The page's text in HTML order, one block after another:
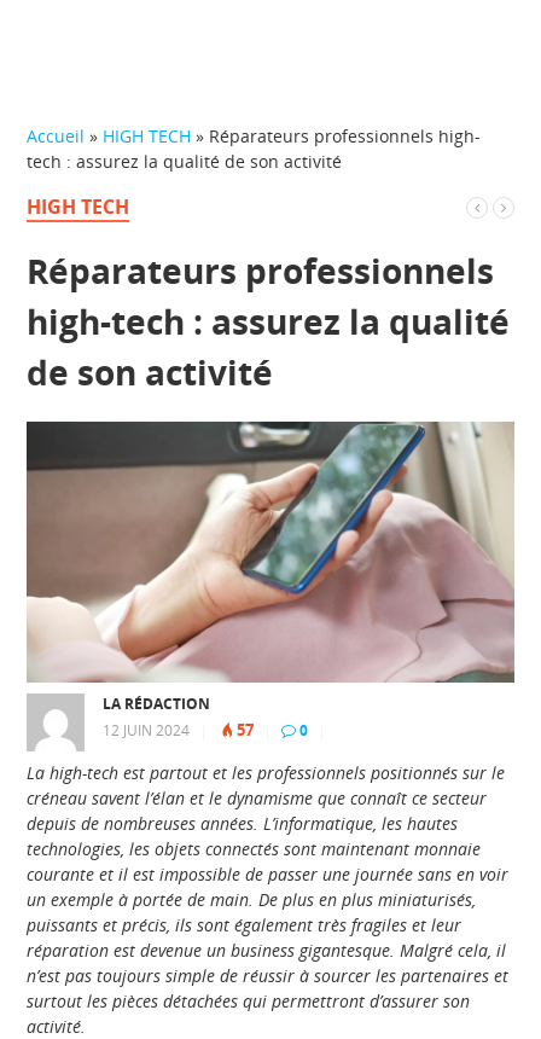
Accueil » HIGH TECH » Réparateurs professionnels high-
tech : assurez la qualité de son activité
HIGH TECH
Réparateurs professionnels
high-tech : assurez la qualité
de son activité
LA RÉDACTION
12 JUIN 2024
57 0
La high-tech est partout et les professionnels positionnés sur le
créneau savent l’élan et le dynamisme que connaît ce secteur
depuis de nombreuses années. L’informatique, les hautes
technologies, les objets connectés sont maintenant monnaie
courante et il est impossible de passer une journée sans en voir
un exemple à portée de main. De plus en plus miniaturisés,
puissants et précis, ils sont également très fragiles et leur
réparation est devenue un business gigantesque. Malgré cela, il
n’est pas toujours simple de réussir à sourcer les partenaires et
surtout les pièces détachées qui permettront d’assurer son
activité.